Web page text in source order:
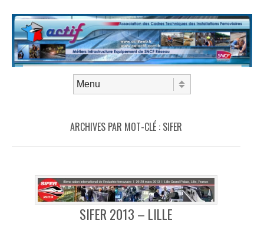
ARCHIVES PAR MOT-CLÉ : SIFER
SIFER 2013 – LILLE